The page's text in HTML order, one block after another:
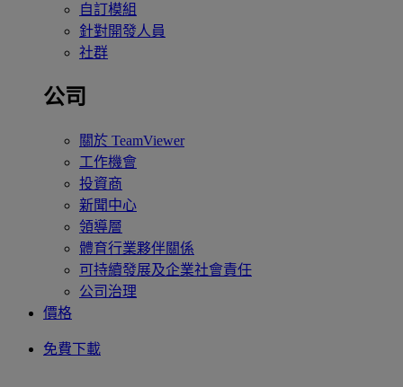
自訂模組
針對開發人員
社群
公司
關於 TeamViewer
工作機會
投資商
新聞中心
領導層
體育行業夥伴關係
可持續發展及企業社會責任
公司治理
價格
免費下載